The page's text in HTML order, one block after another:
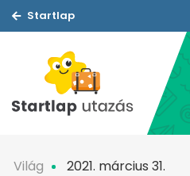
Startlap
Világ 2021. március 31.